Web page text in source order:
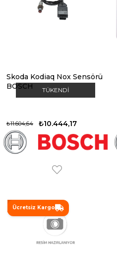
TÜKENDI
Skoda Kodiaq Nox Sensörü
BOSCH
₺10.444,17
₺11.604,64
Ücretsiz Kargo
%20